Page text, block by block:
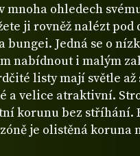
mnoha ohledech
ji rovněž nalézt pod
Jedná se o
nabídnout i malým
listy mají světle až
a velice atraktivní.
korunu bez stříhání.
je olistěná koruna